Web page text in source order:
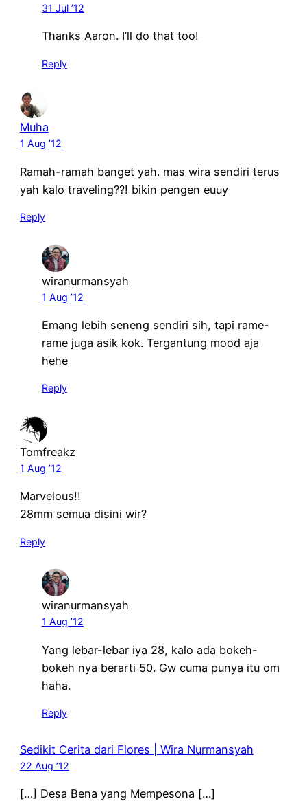
31 Jul ’12
Thanks Aaron. I’ll do that too!
Reply
Muha
1 Aug ’12
Ramah-ramah banget yah. mas wira sendiri terus
yah kalo traveling??! bikin pengen euuy
Reply
wiranurmansyah
1 Aug ’12
Emang lebih seneng sendiri sih, tapi rame-
rame juga asik kok. Tergantung mood aja
hehe
Reply
Tomfreakz
1 Aug ’12
Marvelous!!
28mm semua disini wir?
Reply
wiranurmansyah
1 Aug ’12
Yang lebar-lebar iya 28, kalo ada bokeh-
bokeh nya berarti 50. Gw cuma punya itu om
haha.
Reply
Sedikit Cerita dari Flores | Wira Nurmansyah
22 Aug ’12
[…] Desa Bena yang Mempesona […]